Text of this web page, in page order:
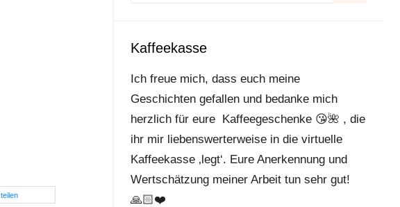
teilen
Kaffeekasse
Ich freue mich, dass euch meine
Geschichten gefallen und bedanke mich
herzlich für eure Kaffeegeschenke 😘🌺 , die
ihr mir liebenswerterweise in die virtuelle
Kaffeekasse ‚legt‘. Eure Anerkennung und
Wertschätzung meiner Arbeit tun sehr gut!
🙏🏻❤️